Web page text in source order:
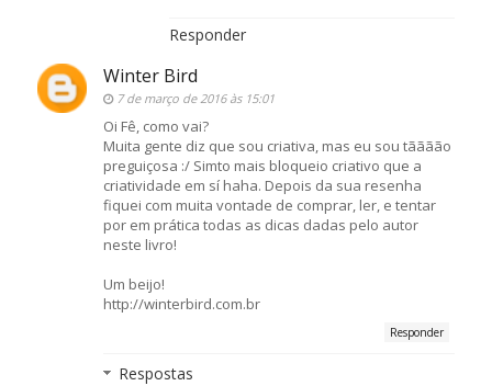
Responder
Winter Bird
7 de março de 2016 às 15:01
Oi Fê, como vai?
Muita gente diz que sou criativa, mas eu sou tãããão
preguiçosa :/ Simto mais bloqueio criativo que a
criatividade em sí haha. Depois da sua resenha
fiquei com muita vontade de comprar, ler, e tentar
por em prática todas as dicas dadas pelo autor
neste livro!
Um beijo!
http://winterbird.com.br
Responder
Respostas